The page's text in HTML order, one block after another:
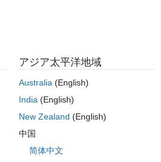
質問済み:
2012 年 11 月 6 日
アジア太平洋地域
Australia(English)
India(English)
New Zealand (English)
中国
简体中文